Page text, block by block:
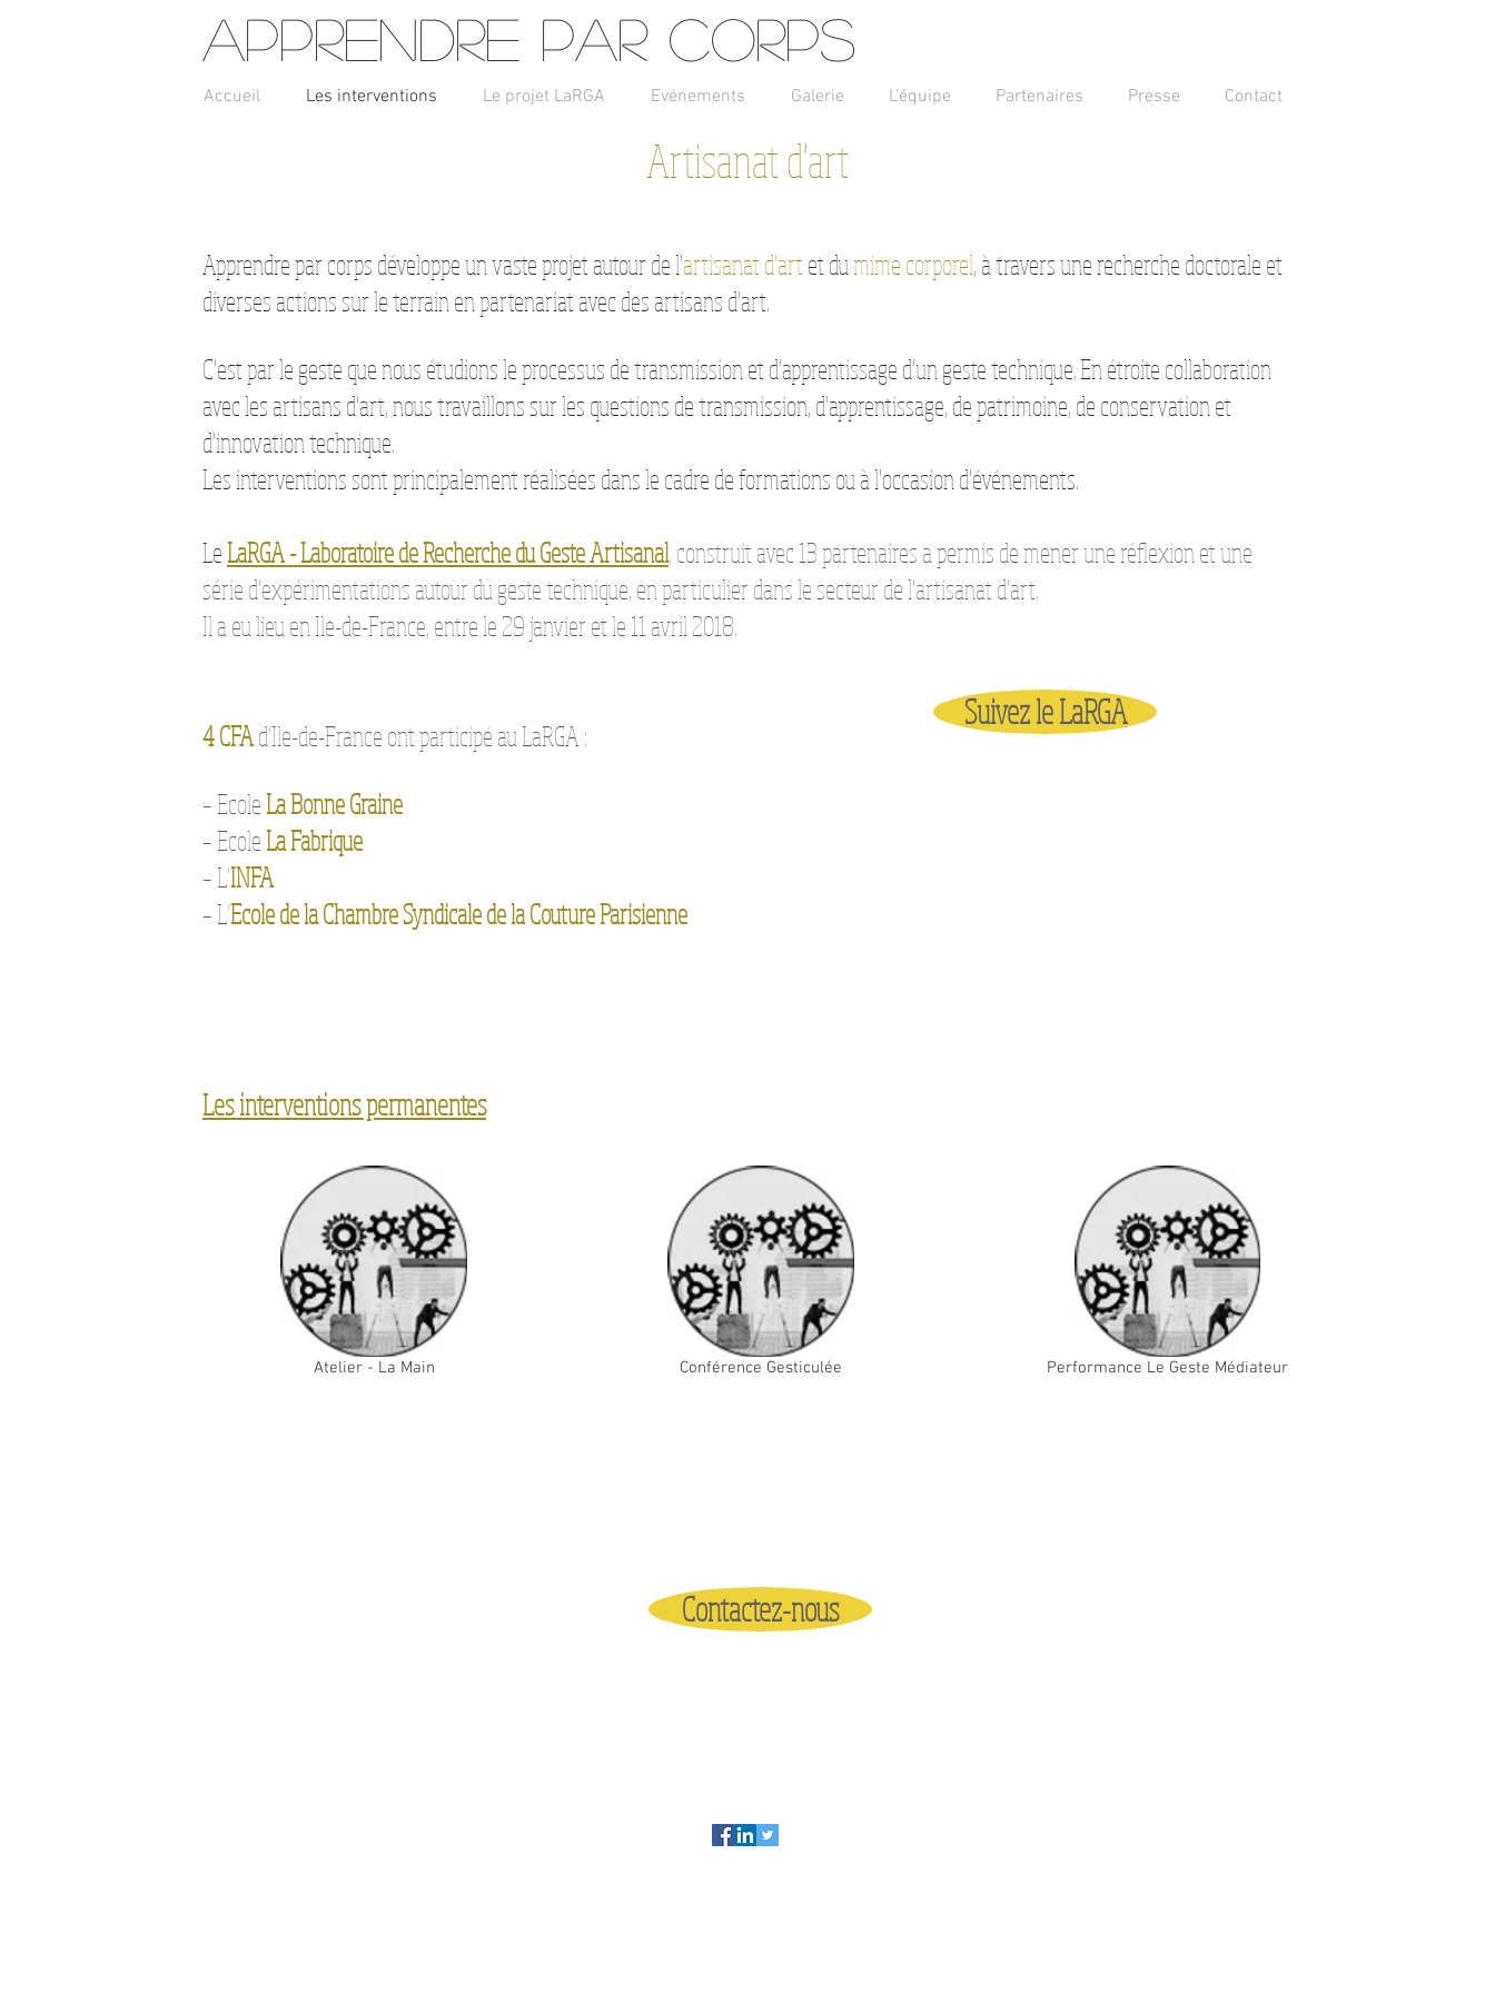
Apprendre par corps
Accueil Les interventions Le projet LaRGA Evénements Galerie L'équipe Partenaires Presse Contact
Artisanat d'art
Apprendre par corps développe un vaste projet autour de l'artisanat d'artet dumime corporel, à travers une recherche doctorale et
diverses actions sur le terrain en partenariat avec des artisans d'art.
C'est par le geste que nous étudions le processus de transmission et d'apprentissage d'un geste technique. En étroite collaboration
avecles artisans d'art, nous travaillons sur les questions de transmission, d'apprentissage, de patrimoine, de conservation et
d'innovation technique.
Les interventions sont principalement réalisées dans le cadre de formations ou à l'occasion d'événements.
LeLaRGA - Laboratoire de Recherche du Geste Artisanal,construit avec 13 partenaires a permis de mener une réflexion et une
série d'expérimentations autour du geste technique, en particulier dans le secteur de l'artisanat d'art.
Il a eu lieu en Ile-de-France, entre le 29 janvier et le 11 avril 2018.
4 CFAd’Ile-de-France ont participé au LaRGA :
– EcoleLa Bonne Graine
– EcoleLa Fabrique
– L’INFA
– L’Ecole de la Chambre Syndicale de la Couture Parisienne
Suivez le LaRGA
Les interventions permanentes
Atelier - La Main Conférence Gesticulée Performance Le Geste Médiateur
Contactez-nous